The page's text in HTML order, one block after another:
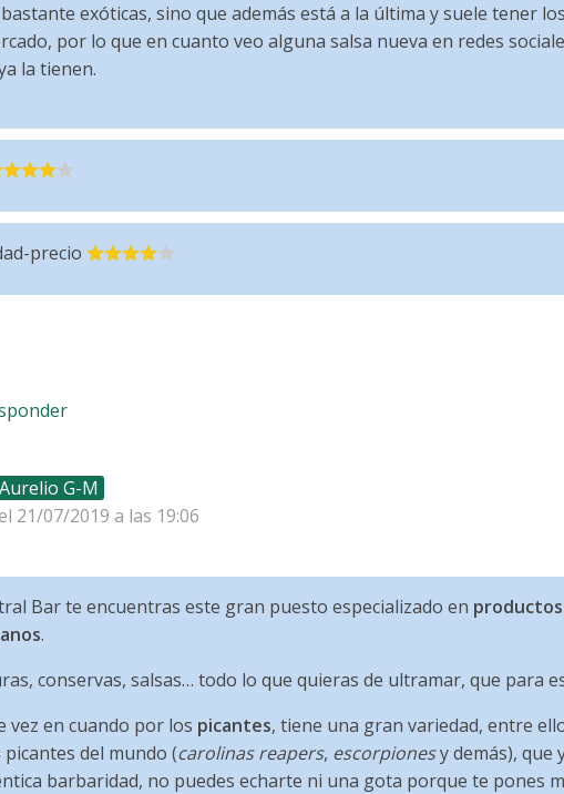
exóticas, sino que además está a la última y suele tener
por lo que en cuanto veo alguna salsa nueva en redes
la tienen.
precio
Aurelio G-M
21/07/2019 a las 19:06
Bar te encuentras este gran puesto especializado en
.
conservas, salsas… todo lo que quieras de ultramar, que para
vez en cuando por los picantes, tiene una gran variedad, entre
del mundo (carolinas reapers, escorpionesy demás), que
barbaridad, no puedes echarte ni una gota porque te pones